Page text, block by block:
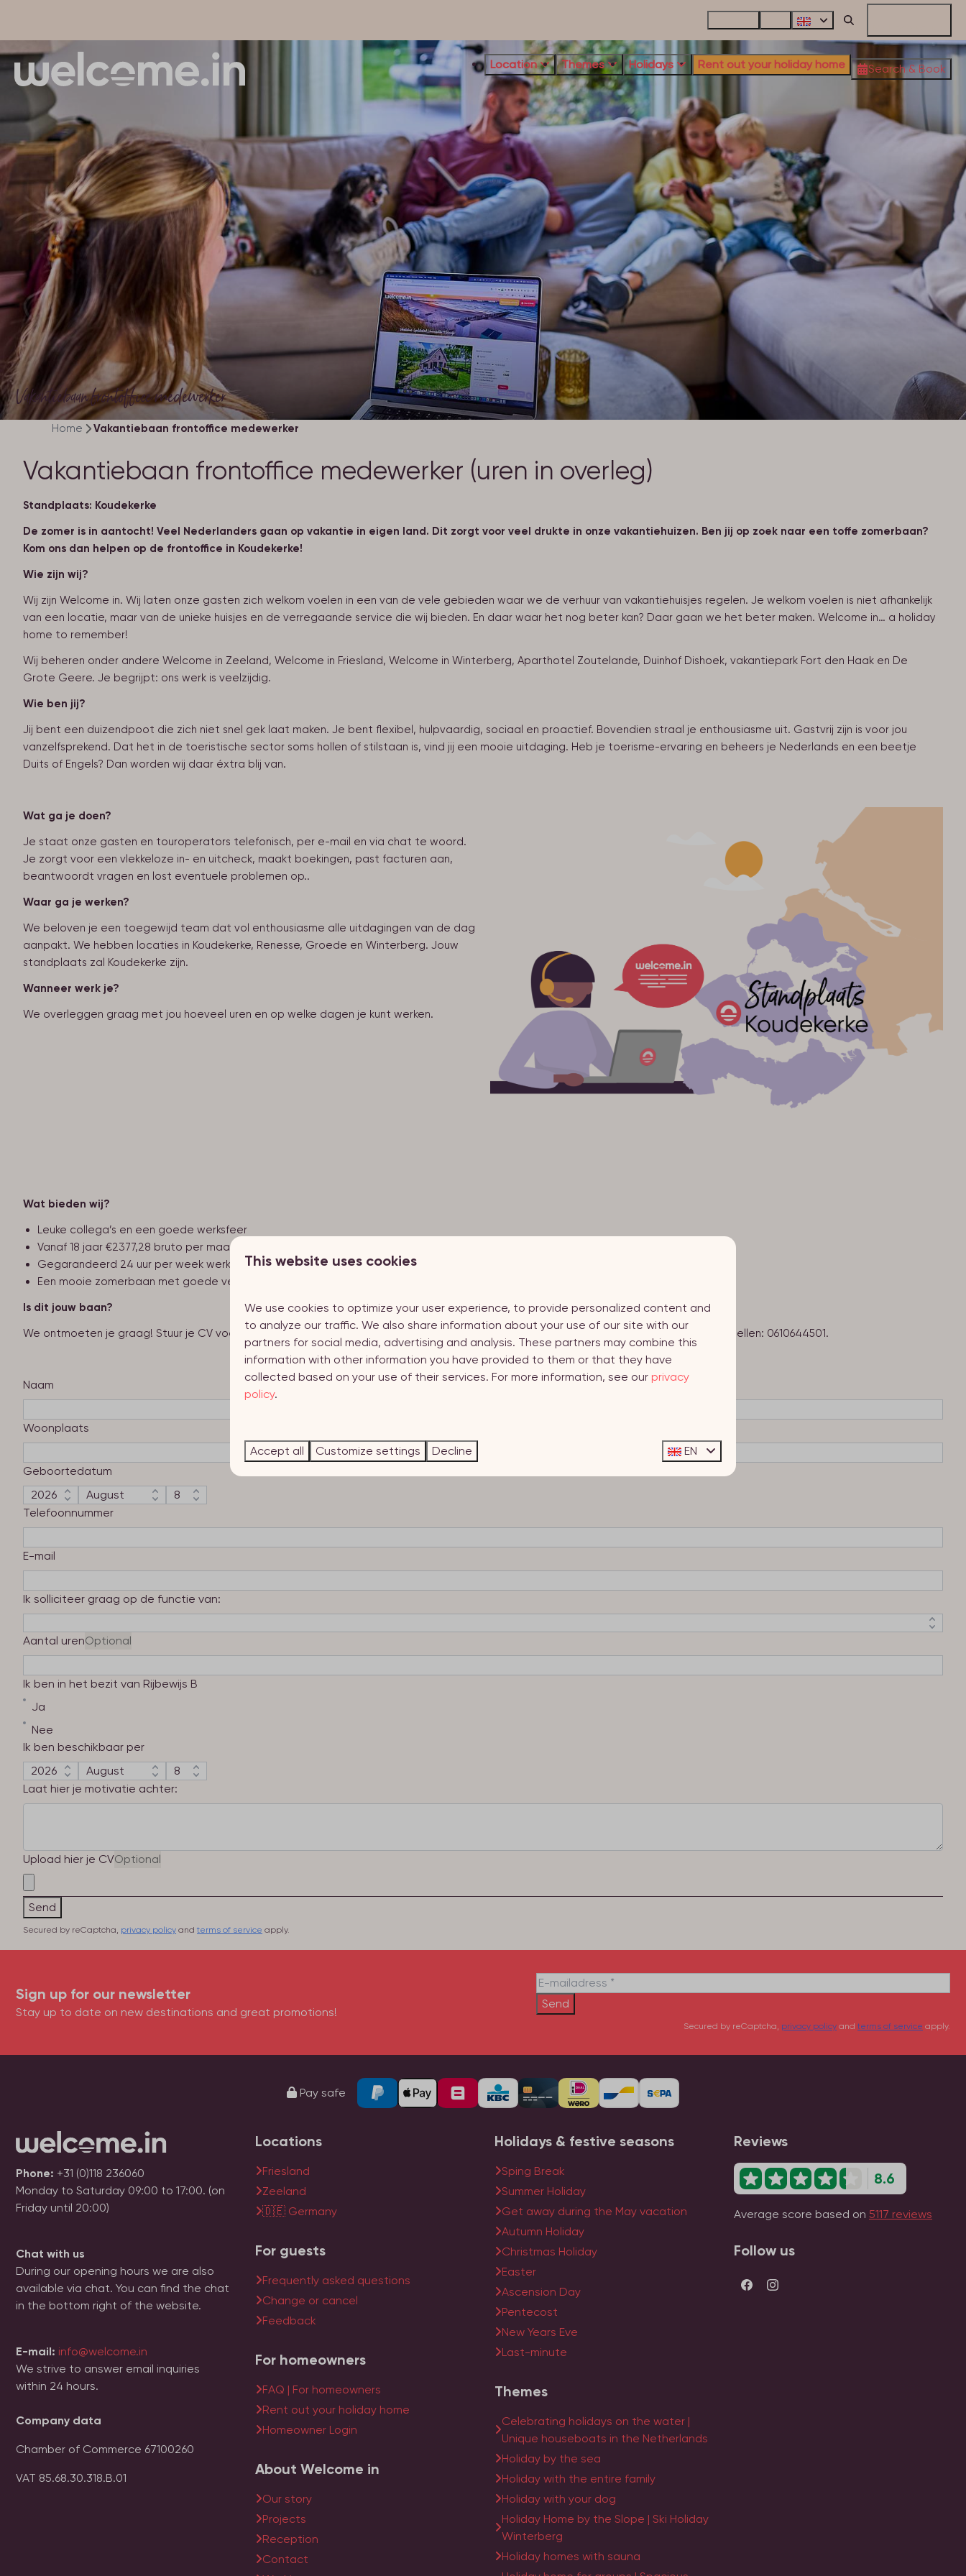
Location Themes Holidays Rent out your holiday home Search & Book
Vakantiebaan frontoffice medewerker
Home Vakantiebaan frontoffice medewerker
Vakantiebaan frontoffice medewerker (uren in overleg)
Standplaats: Koudekerke
De zomer is in aantocht! Veel Nederlanders gaan op vakantie in eigen land. Dit zorgt voor veel drukte in onze vakantiehuizen. Ben jij op zoek naar een toffe zomerbaan?
Kom ons dan helpen op de frontoffice in Koudekerke!
Wie zijn wij?
Wij zijn Welcome in. Wij laten onze gasten zich welkom voelen in een van de vele gebieden waar we de verhuur van vakantiehuisjes regelen. Je welkom voelen is niet afhankelijk
van een locatie, maar van de unieke huisjes en de verregaande service die wij bieden. En daar waar het nog beter kan? Daar gaan we het beter maken. Welcome in… a holiday
home to remember!
Wij beheren onder andere Welcome in Zeeland, Welcome in Friesland, Welcome in Winterberg, Aparthotel Zoutelande, Duinhof Dishoek, vakantiepark Fort den Haak en De
Grote Geere. Je begrijpt: ons werk is veelzijdig.
Wie ben jij?
Jij bent een duizendpoot die zich niet snel gek laat maken. Je bent flexibel, hulpvaardig, sociaal en proactief. Bovendien straal je enthousiasme uit. Gastvrij zijn is voor jou
vanzelfsprekend. Dat het in de toeristische sector soms hollen of stilstaan is, vind jij een mooie uitdaging. Heb je toerisme-ervaring en beheers je Nederlands en een beetje
Duits of Engels? Dan worden wij daar éxtra blij van.
Wat ga je doen?
Je staat onze gasten en touroperators telefonisch, per e-mail en via chat te woord.
Je zorgt voor een vlekkeloze in- en uitcheck, maakt boekingen, past facturen aan,
beantwoordt vragen en lost eventuele problemen op..
Waar ga je werken?
We beloven je een toegewijd team dat vol enthousiasme alle uitdagingen van de dag
aanpakt. We hebben locaties in Koudekerke, Renesse, Groede en Winterberg. Jouw
standplaats zal Koudekerke zijn.
Wanneer werk je?
We overleggen graag met jou hoeveel uren en op welke dagen je kunt werken.
Wat bieden wij?
Leuke collega’s en een goede werksfeer
Vanaf 18 jaar €2377,28 bruto per maand
Gegarandeerd 24 uur per week werk
Een mooie zomerbaan met goede verdiensten en voldoende vrije tijd
Is dit jouw baan?
We ontmoeten je graag! Stuur je CV voor 5 mei naar Diana Blom, manager frontoffice:diana@welcome.in. Voor vragen kun je Diana ook bellen: 0610644501.
Naam
Woonplaats
Geboortedatum
Telefoonnummer
E-mail
Ik solliciteer graag op de functie van:
Aantal urenOptional
Ik ben in het bezit van Rijbewijs B
Ja
Nee
Ik ben beschikbaar per
Laat hier je motivatie achter:
Upload hier je CVOptional
Send
Secured by reCaptcha, privacy policy andterms of service apply.
Sign up for our newsletter
Stay up to date on new destinations and great promotions!
Send
Secured by reCaptcha, privacy policy and terms of service apply.
Pay safe
Phone: +31 (0)118 236060
Monday to Saturday 09:00 to 17:00. (on
Friday until 20:00)
Chat with us
During our opening hours we are also
available via chat. You can find the chat
in the bottom right of the website.
E-mail: info@welcome.in
We strive to answer email inquiries
within 24 hours.
Company data
Chamber of Commerce 67100260
VAT 85.68.30.318.B.01
Locations
Friesland
Zeeland
🇩🇪 Germany
For guests
Frequently asked questions
Change or cancel
Feedback
For homeowners
FAQ | For homeowners
Rent out your holiday home
Homeowner Login
About Welcome in
Our story
Projects
Reception
Contact
Holidays & festive seasons
Sping Break
Summer Holiday
Get away during the May vacation
Autumn Holiday
Christmas Holiday
Easter
Ascension Day
Pentecost
New Years Eve
Last-minute
Themes
Celebrating holidays on the water |
Unique houseboats in the Netherlands
Holiday by the sea
Holiday with the entire family
Holiday with your dog
Holiday Home by the Slope | Ski Holiday
Winterberg
Holiday homes with sauna
Reviews
8.6
Average score based on 5117 reviews
Follow us
This website uses cookies
We use cookies to optimize your user experience, to provide personalized content and
to analyze our traffic. We also share information about your use of our site with our
partners for social media, advertising and analysis. These partners may combine this
information with other information you have provided to them or that they have
collected based on your use of their services. For more information, see our privacy
policy.
Accept all Customize settings Decline EN